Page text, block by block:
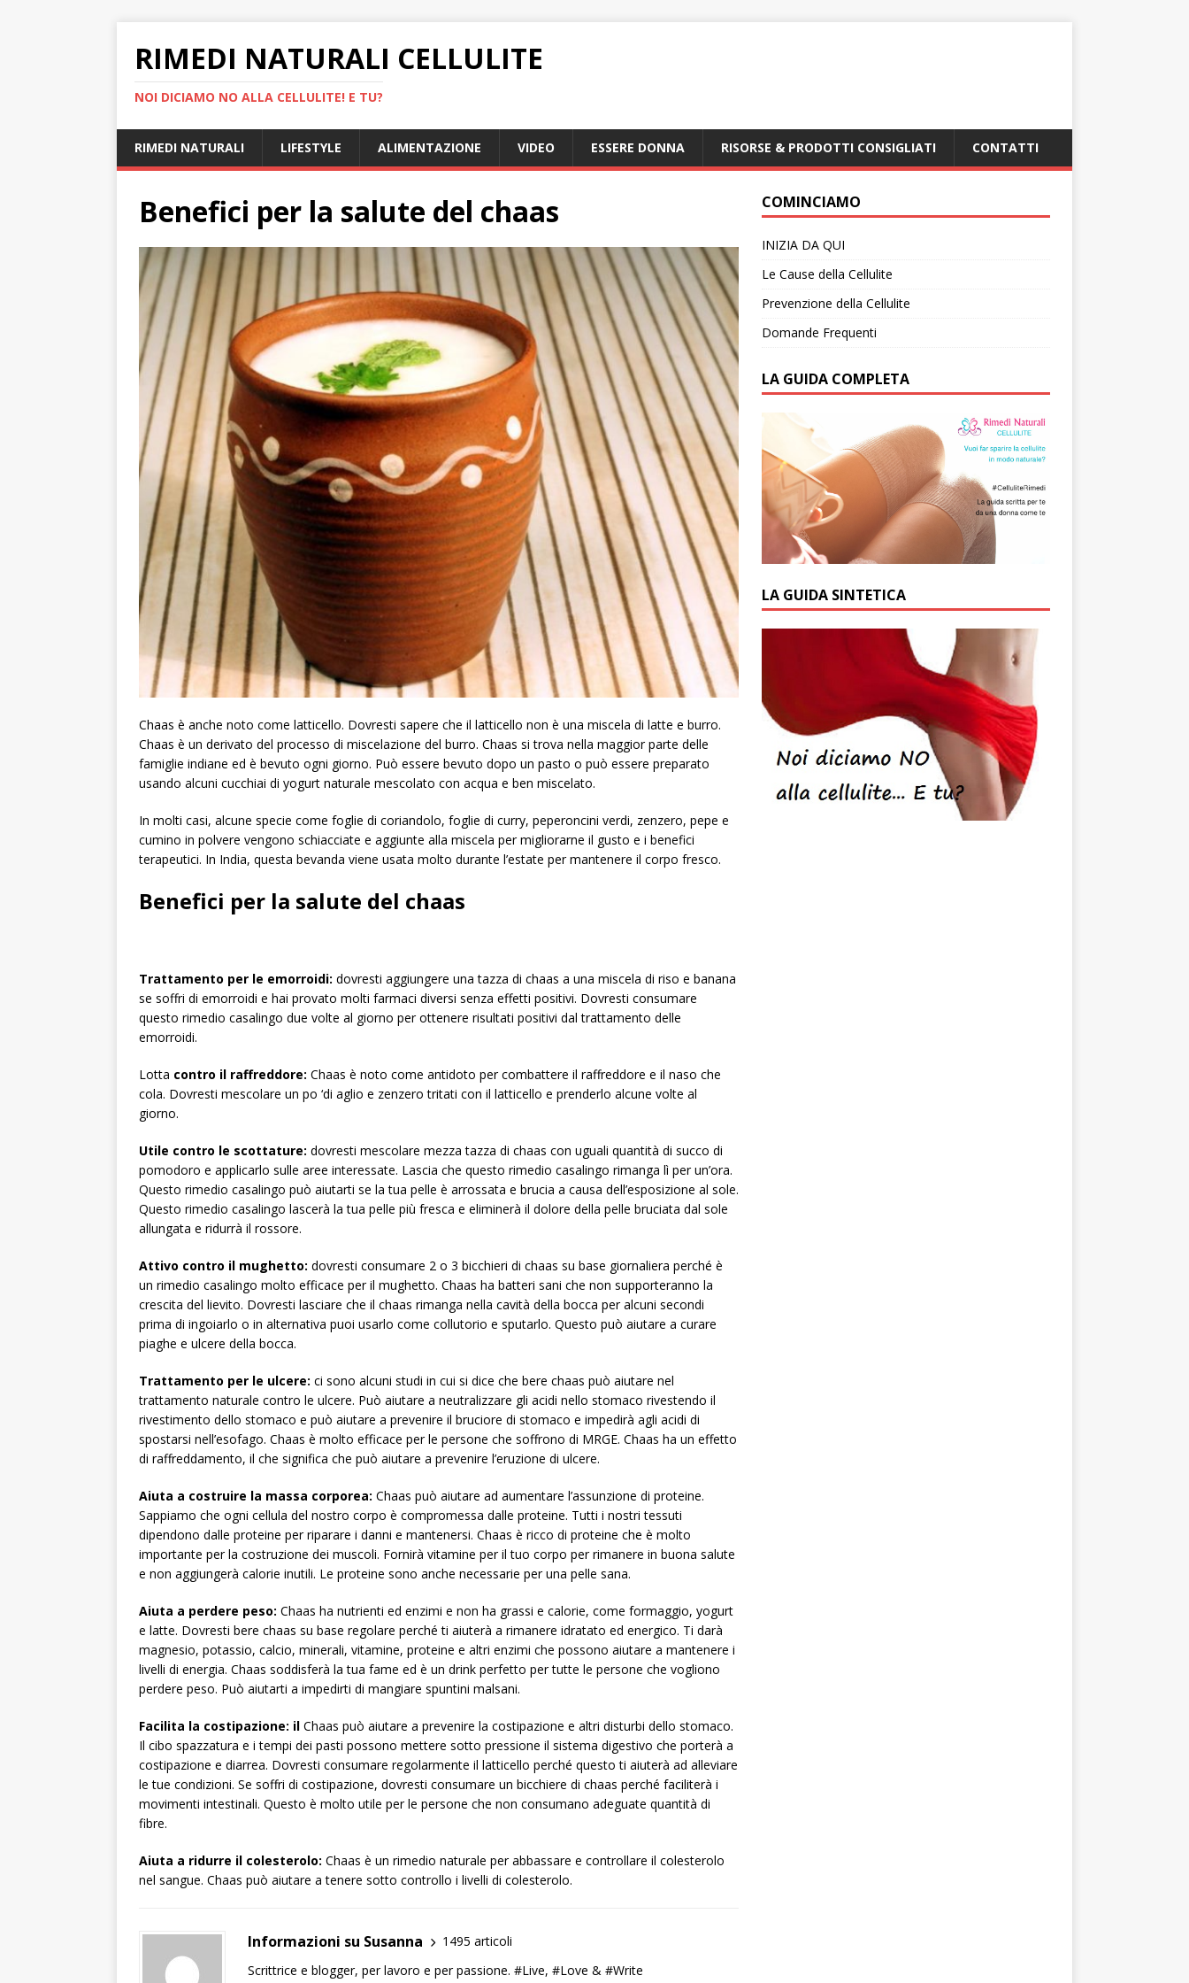
RIMEDI NATURALI CELLULITE
NOI DICIAMO NO ALLA CELLULITE! E TU?
RIMEDI NATURALI LIFESTYLE ALIMENTAZIONE VIDEO ESSERE DONNA RISORSE & PRODOTTI CONSIGLIATI CONTATTI
Benefici per la salute del chaas
Chaas è anche noto come latticello. Dovresti sapere che il latticello non è una miscela di latte e burro.
Chaas è un derivato del processo di miscelazione del burro. Chaas si trova nella maggior parte delle
famiglie indiane ed è bevuto ogni giorno. Può essere bevuto dopo un pasto o può essere preparato
usando alcuni cucchiai di yogurt naturale mescolato con acqua e ben miscelato.
In molti casi, alcune specie come foglie di coriandolo, foglie di curry, peperoncini verdi, zenzero, pepe e
cumino in polvere vengono schiacciate e aggiunte alla miscela per migliorarne il gusto e i benefici
terapeutici. In India, questa bevanda viene usata molto durante l’estate per mantenere il corpo fresco.
Benefici per la salute del chaas
Trattamento per le emorroidi: dovresti aggiungere una tazza di chaas a una miscela di riso e banana
se soffri di emorroidi e hai provato molti farmaci diversi senza effetti positivi. Dovresti consumare
questo rimedio casalingo due volte al giorno per ottenere risultati positivi dal trattamento delle
emorroidi.
Lotta contro il raffreddore: Chaas è noto come antidoto per combattere il raffreddore e il naso che
cola. Dovresti mescolare un po ‘di aglio e zenzero tritati con il latticello e prenderlo alcune volte al
giorno.
Utile contro le scottature: dovresti mescolare mezza tazza di chaas con uguali quantità di succo di
pomodoro e applicarlo sulle aree interessate. Lascia che questo rimedio casalingo rimanga lì per un’ora.
Questo rimedio casalingo può aiutarti se la tua pelle è arrossata e brucia a causa dell’esposizione al sole.
Questo rimedio casalingo lascerà la tua pelle più fresca e eliminerà il dolore della pelle bruciata dal sole
allungata e ridurrà il rossore.
Attivo contro il mughetto: dovresti consumare 2 o 3 bicchieri di chaas su base giornaliera perché è
un rimedio casalingo molto efficace per il mughetto. Chaas ha batteri sani che non supporteranno la
crescita del lievito. Dovresti lasciare che il chaas rimanga nella cavità della bocca per alcuni secondi
prima di ingoiarlo o in alternativa puoi usarlo come collutorio e sputarlo. Questo può aiutare a curare
piaghe e ulcere della bocca.
Trattamento per le ulcere: ci sono alcuni studi in cui si dice che bere chaas può aiutare nel
trattamento naturale contro le ulcere. Può aiutare a neutralizzare gli acidi nello stomaco rivestendo il
rivestimento dello stomaco e può aiutare a prevenire il bruciore di stomaco e impedirà agli acidi di
spostarsi nell’esofago. Chaas è molto efficace per le persone che soffrono di MRGE. Chaas ha un effetto
di raffreddamento, il che significa che può aiutare a prevenire l’eruzione di ulcere.
Aiuta a costruire la massa corporea: Chaas può aiutare ad aumentare l’assunzione di proteine.
Sappiamo che ogni cellula del nostro corpo è compromessa dalle proteine. Tutti i nostri tessuti
dipendono dalle proteine ​​per riparare i danni e mantenersi. Chaas è ricco di proteine ​​che è molto
importante per la costruzione dei muscoli. Fornirà vitamine per il tuo corpo per rimanere in buona salute
e non aggiungerà calorie inutili. Le proteine ​​sono anche necessarie per una pelle sana.
Aiuta a perdere peso: Chaas ha nutrienti ed enzimi e non ha grassi e calorie, come formaggio, yogurt
e latte. Dovresti bere chaas su base regolare perché ti aiuterà a rimanere idratato ed energico. Ti darà
magnesio, potassio, calcio, minerali, vitamine, proteine ​​e altri enzimi che possono aiutare a mantenere i
livelli di energia. Chaas soddisferà la tua fame ed è un drink perfetto per tutte le persone che vogliono
perdere peso. Può aiutarti a impedirti di mangiare spuntini malsani.
Facilita la costipazione: il Chaas può aiutare a prevenire la costipazione e altri disturbi dello stomaco.
Il cibo spazzatura e i tempi dei pasti possono mettere sotto pressione il sistema digestivo che porterà a
costipazione e diarrea. Dovresti consumare regolarmente il latticello perché questo ti aiuterà ad alleviare
le tue condizioni. Se soffri di costipazione, dovresti consumare un bicchiere di chaas perché faciliterà i
movimenti intestinali. Questo è molto utile per le persone che non consumano adeguate quantità di
fibre.
Aiuta a ridurre il colesterolo: Chaas è un rimedio naturale per abbassare e controllare il colesterolo
nel sangue. Chaas può aiutare a tenere sotto controllo i livelli di colesterolo.
Informazioni su Susanna
1495 articoli
Scrittrice e blogger, per lavoro e per passione. #Live, #Love & #Write
COMINCIAMO
INIZIA DA QUI
Le Cause della Cellulite
Prevenzione della Cellulite
Domande Frequenti
LA GUIDA COMPLETA
LA GUIDA SINTETICA